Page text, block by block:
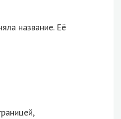
название. Её